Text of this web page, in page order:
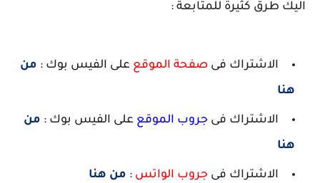
اليك طرق كثيرة للمتابعة :
الاشتراك فى صفحة الموقع على الفيس بوك : من
هنا
الاشتراك فى جروب الموقع على الفيس بوك : من
هنا
الاشتراك فى جروب الواتس : من هنا